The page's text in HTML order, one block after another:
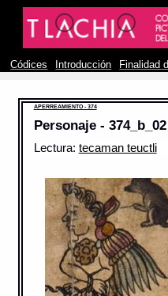
Códices Introducción Finalidad
APERREAMIENTO - 374
Personaje - 374_b_02
Lectura: tecaman teuctli